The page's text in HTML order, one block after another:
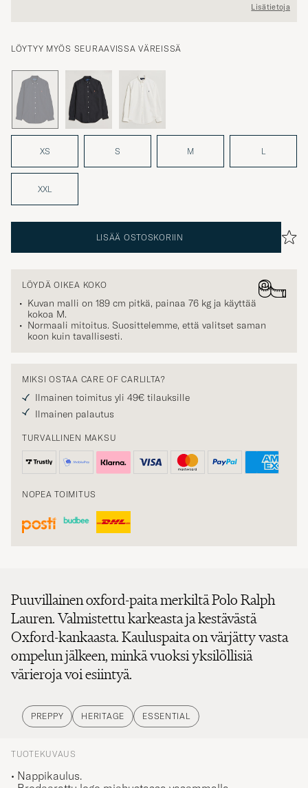
Lisätietoja
LÖYTYY MYÖS SEURAAVISSA VÄREISSÄ
XS S M L
XXL
LISÄÄ OSTOSKORIIN
LÖYDÄ OIKEA KOKO
Kuvan malli on 189 cm pitkä, painaa 76 kg ja käyttää
kokoa M.
Normaali mitoitus. Suosittelemme, että valitset saman
koon kuin tavallisesti.
MIKSI OSTAA CARE OF CARLILTA?
Ilmainen toimitus yli 49€ tilauksille
Ilmainen palautus
TURVALLINEN MAKSU
NOPEA TOIMITUS
Puuvillainen oxford-paita merkiltä Polo Ralph
Lauren. Valmistettu karkeasta ja kestävästä
Oxford-kankaasta. Kauluspaita on värjätty vasta
ompelun jälkeen, minkä vuoksi yksilöllisiä
värieroja voi esiintyä.
PREPPY HERITAGE ESSENTIAL
TUOTEKUVAUS
• Nappikaulus.